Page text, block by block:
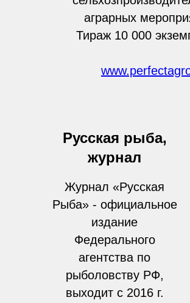
аграрных
Тираж 10 000
Русская рыба,
журнал
Журнал «Русская
Рыба» - официальное
издание
Федерального
агентства по
рыболовству РФ,
выходит с 2016 г.